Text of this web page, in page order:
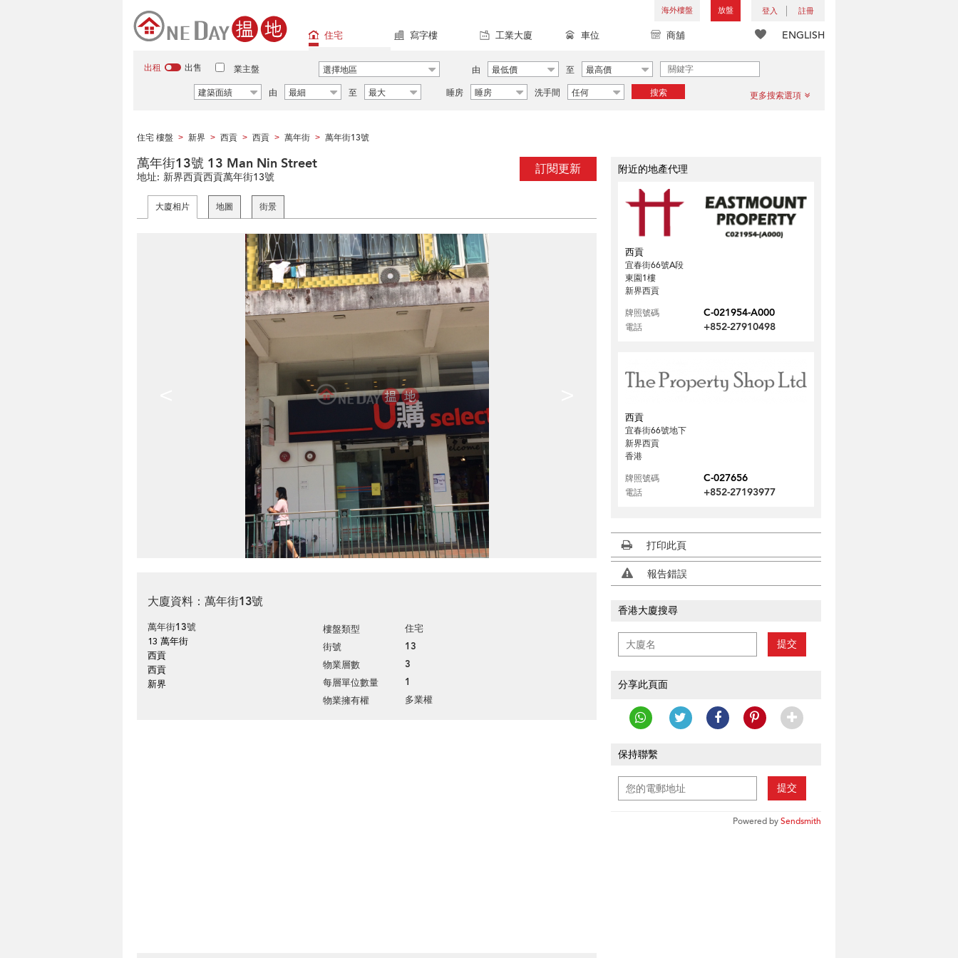
海外樓盤 放盤 登入 註冊
ENGLISH
住宅 寫字樓 工業大廈 車位 商舖
出租 出售 業主盤 選擇地區 由 最低價 至
最高價
建築面績
由 最細 至 最大 睡房 睡房 洗手間 任何 搜索 更多搜索選項
住宅 樓盤 > 新界 > 西貢 > 西貢 > 萬年街 > 萬年街13號
訂閱更新
萬年街13號 13 Man Nin Street
地址: 新界西貢西貢萬年街13號
大廈相片 地圖 街景
大廈資料：萬年街13號
萬年街13號
13 萬年街
西貢
西貢
新界
樓盤類型 住宅
街號 13
物業層數 3
每層單位數量 1
物業擁有權 多業權
附近的地產代理
西貢
宜春街66號A段
東園1樓
新界西貢
牌照號碼
C-021954-A000
電話 +852-27910498
西貢
宜春街66號地下
新界西貢
香港
牌照號碼
C-027656
電話 +852-27193977
打印此頁
報告錯誤
香港大廈搜尋
提交
分享此頁面
保持聯繫
提交
Powered bySendsmith